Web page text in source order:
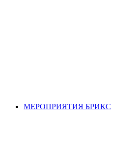
МЕРОПРИЯТИЯ БРИКС